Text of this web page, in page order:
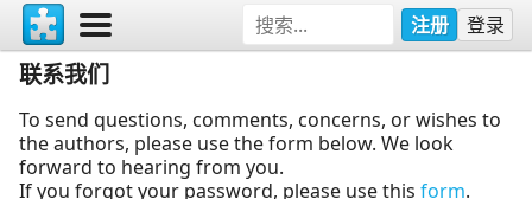
注册 登录
联系我们
To send questions, comments, concerns, or wishes to
the authors, please use the form below. We look
forward to hearing from you.
If you forgot your password, please use this form.